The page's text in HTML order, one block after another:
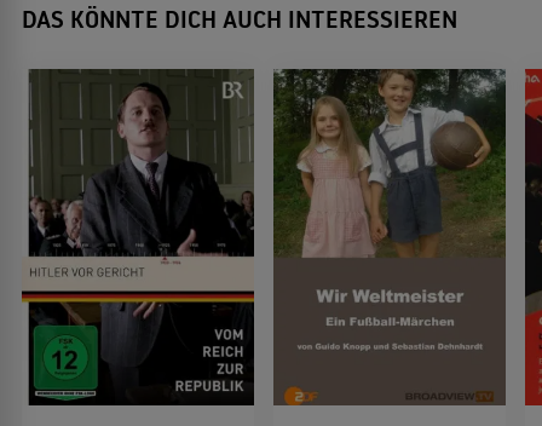
DAS KÖNNTE DICH AUCH INTERESSIEREN